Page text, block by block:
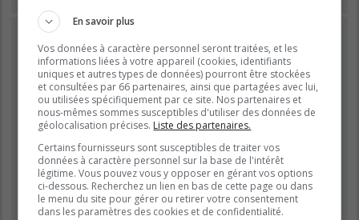
INSCRIPTION
Vous devez être inscrit avant de pouvoir vous connecter.
L’inscription est rapide et vous offre de nombreux avantages.
Les administrateurs du forum peuvent accorder des
fonctionnalités supplémentaires aux utilisateurs inscrits. Avant
de vous inscrire, assurez-vous d’avoir pris connaissance de
nos conditions d’utilisation et de notre politique de
confidentialité. Veuillez également prendre le temps de
consulter attentivement toutes les règles du forum lors de votre
navigation.
Conditions d’utilisation|Politique de confidentialité
En savoir plus
Vos données à caractère personnel seront traitées, et les
informations liées à votre appareil (cookies, identifiants
uniques et autres types de données) pourront être stockées
et consultées par 66 partenaires, ainsi que partagées avec lui,
ou utilisées spécifiquement par ce site. Nos partenaires et
nous-mêmes sommes susceptibles d'utiliser des données de
géolocalisation précises. Liste des partenaires.
Certains fournisseurs sont susceptibles de traiter vos
données à caractère personnel sur la base de l'intérêt
légitime. Vous pouvez vous y opposer en gérant vos options
ci-dessous. Recherchez un lien en bas de cette page ou dans
le menu du site pour gérer ou retirer votre consentement
dans les paramètres des cookies et de confidentialité.